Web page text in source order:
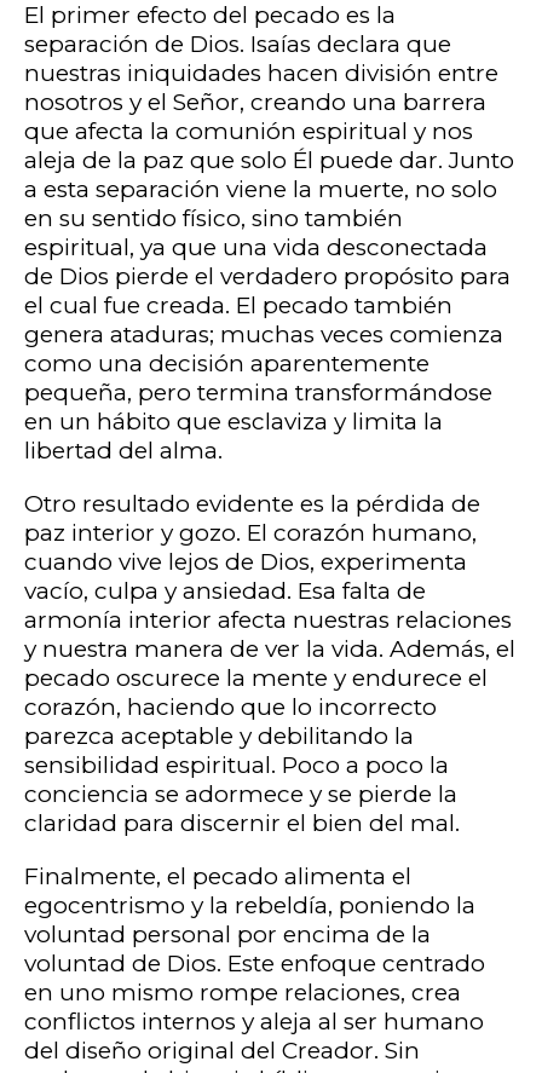
El primer efecto del pecado es la
separación de Dios. Isaías declara que
nuestras iniquidades hacen división entre
nosotros y el Señor, creando una barrera
que afecta la comunión espiritual y nos
aleja de la paz que solo Él puede dar. Junto
a esta separación viene la muerte, no solo
en su sentido físico, sino también
espiritual, ya que una vida desconectada
de Dios pierde el verdadero propósito para
el cual fue creada. El pecado también
genera ataduras; muchas veces comienza
como una decisión aparentemente
pequeña, pero termina transformándose
en un hábito que esclaviza y limita la
libertad del alma.
Otro resultado evidente es la pérdida de
paz interior y gozo. El corazón humano,
cuando vive lejos de Dios, experimenta
vacío, culpa y ansiedad. Esa falta de
armonía interior afecta nuestras relaciones
y nuestra manera de ver la vida. Además, el
pecado oscurece la mente y endurece el
corazón, haciendo que lo incorrecto
parezca aceptable y debilitando la
sensibilidad espiritual. Poco a poco la
conciencia se adormece y se pierde la
claridad para discernir el bien del mal.
Finalmente, el pecado alimenta el
egocentrismo y la rebeldía, poniendo la
voluntad personal por encima de la
voluntad de Dios. Este enfoque centrado
en uno mismo rompe relaciones, crea
conflictos internos y aleja al ser humano
del diseño original del Creador. Sin